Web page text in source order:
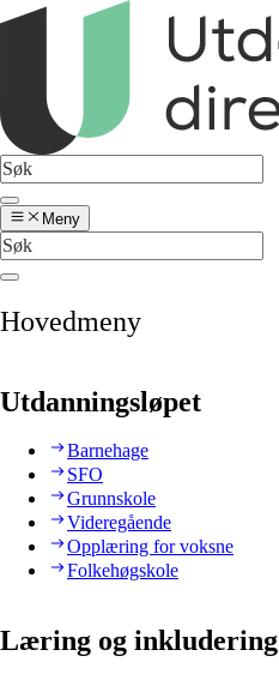
Meny
Hovedmeny
Utdanningsløpet
Barnehage
SFO
Grunnskole
Videregående
Opplæring for voksne
Folkehøgskole
Læring og inkludering